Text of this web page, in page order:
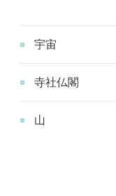
宇宙
寺社仏閣
山